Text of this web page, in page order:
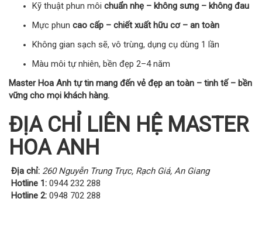
Kỹ thuật phun môi chuẩn nhẹ – không sưng – không đau
Mực phun cao cấp – chiết xuất hữu cơ – an toàn
Không gian sạch sẽ, vô trùng, dụng cụ dùng 1 lần
Màu môi tự nhiên, bền đẹp 2–4 năm
Master Hoa Anh tự tin mang đến vẻ đẹp an toàn – tinh tế – bền
vững cho mọi khách hàng.
ĐỊA CHỈ LIÊN HỆ MASTER
HOA ANH
Địa chỉ: 260 Nguyễn Trung Trực, Rạch Giá, An Giang
Hotline 1: 0944 232 288
Hotline 2: 0948 702 288